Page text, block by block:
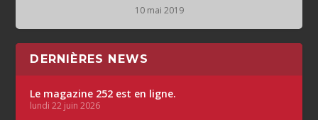
10 mai 2019
DERNIÈRES NEWS
Le magazine 252 est en ligne.
lundi 22 juin 2026